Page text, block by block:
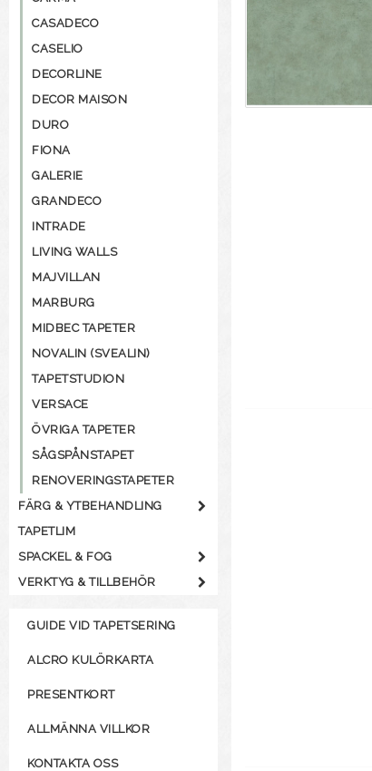
CASADECO
CASELIO
DECORLINE
DECOR MAISON
DURO
FIONA
GALERIE
GRANDECO
INTRADE
LIVING WALLS
MAJVILLAN
MARBURG
MIDBEC TAPETER
NOVALIN (SVEALIN)
TAPETSTUDION
VERSACE
ÖVRIGA TAPETER
SÅGSPÅNSTAPET
RENOVERINGSTAPETER
FÄRG & YTBEHANDLING
TAPETLIM
SPACKEL & FOG
VERKTYG & TILLBEHÖR
GUIDE VID TAPETSERING
ALCRO KULÖRKARTA
PRESENTKORT
ALLMÄNNA VILLKOR
KONTAKTA OSS